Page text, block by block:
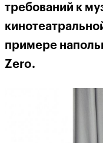
требований к
примере
Zero.